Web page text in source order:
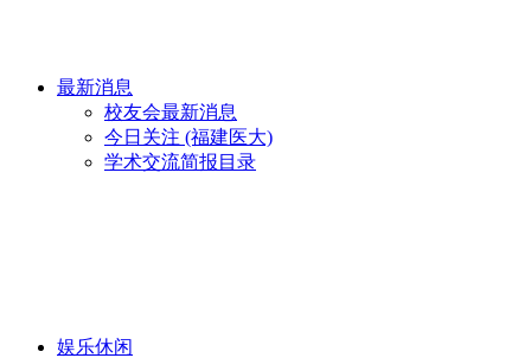
最新消息
校友会最新消息
今日关注 (福建医大)
学术交流简报目录
娱乐休闲